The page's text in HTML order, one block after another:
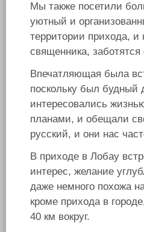
Мы также посетили
уютный и
территории прихода, и
священника,
Впечатляющая была
поскольку был
интересовались
планами, и обещали
русский, и они нас
В приходе в Лобау
интерес, желание
даже немного похожа
кроме прихода в
40 км вокруг.